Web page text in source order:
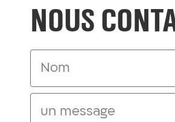
Nous